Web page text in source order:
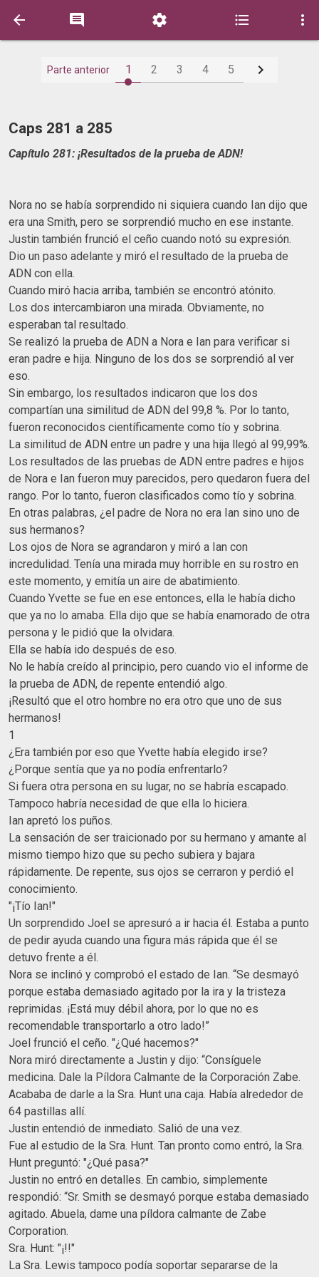
    
Parte anterior 1 2 3 4 5 
Caps 281 a 285
Capítulo 281: ¡Resultados de la prueba de ADN!
Nora no se había sorprendido ni siquiera cuando Ian dijo que
era una Smith, pero se sorprendió mucho en ese instante.
Justin también frunció el ceño cuando notó su expresión.
Dio un paso adelante y miró el resultado de la prueba de
ADN con ella.
Cuando miró hacia arriba, también se encontró atónito.
Los dos intercambiaron una mirada. Obviamente, no
esperaban tal resultado.
Se realizó la prueba de ADN a Nora e Ian para verificar si
eran padre e hija. Ninguno de los dos se sorprendió al ver
eso.
Sin embargo, los resultados indicaron que los dos
compartían una similitud de ADN del 99,8 %. Por lo tanto,
fueron reconocidos científicamente como tío y sobrina.
La similitud de ADN entre un padre y una hija llegó al 99,99%.
Los resultados de las pruebas de ADN entre padres e hijos
de Nora e Ian fueron muy parecidos, pero quedaron fuera del
rango. Por lo tanto, fueron clasificados como tío y sobrina.
En otras palabras, ¿el padre de Nora no era Ian sino uno de
sus hermanos?
Los ojos de Nora se agrandaron y miró a Ian con
incredulidad. Tenía una mirada muy horrible en su rostro en
este momento, y emitía un aire de abatimiento.
Cuando Yvette se fue en ese entonces, ella le había dicho
que ya no lo amaba. Ella dijo que se había enamorado de otra
persona y le pidió que la olvidara.
Ella se había ido después de eso.
No le había creído al principio, pero cuando vio el informe de
la prueba de ADN, de repente entendió algo.
¡Resultó que el otro hombre no era otro que uno de sus
hermanos!
1
¿Era también por eso que Yvette había elegido irse?
¿Porque sentía que ya no podía enfrentarlo?
Si fuera otra persona en su lugar, no se habría escapado.
Tampoco habría necesidad de que ella lo hiciera.
Ian apretó los puños.
La sensación de ser traicionado por su hermano y amante al
mismo tiempo hizo que su pecho subiera y bajara
rápidamente. De repente, sus ojos se cerraron y perdió el
conocimiento.
"¡Tío Ian!"
Un sorprendido Joel se apresuró a ir hacia él. Estaba a punto
de pedir ayuda cuando una figura más rápida que él se
detuvo frente a él.
Nora se inclinó y comprobó el estado de Ian. “Se desmayó
porque estaba demasiado agitado por la ira y la tristeza
reprimidas. ¡Está muy débil ahora, por lo que no es
recomendable transportarlo a otro lado!”
Joel frunció el ceño. "¿Qué hacemos?"
Nora miró directamente a Justin y dijo: “Consíguele
medicina. Dale la Píldora Calmante de la Corporación Zabe.
Acababa de darle a la Sra. Hunt una caja. Había alrededor de
64 pastillas allí.
Justin entendió de inmediato. Salió de una vez.
Fue al estudio de la Sra. Hunt. Tan pronto como entró, la Sra.
Hunt preguntó: "¿Qué pasa?"
Justin no entró en detalles. En cambio, simplemente
respondió: “Sr. Smith se desmayó porque estaba demasiado
agitado. Abuela, dame una píldora calmante de Zabe
Corporation.
Sra. Hunt: "¡!!"
La Sra. Lewis tampoco podía soportar separarse de la